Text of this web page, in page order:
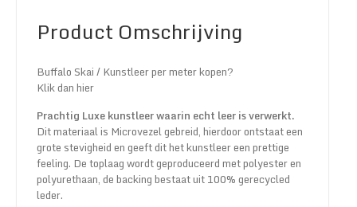
Product Omschrijving
Buffalo Skai / Kunstleer per meter kopen?
Klik dan hier
Prachtig Luxe kunstleer waarin echt leer is verwerkt.
Dit materiaal is Microvezel gebreid, hierdoor ontstaat een
grote stevigheid en geeft dit het kunstleer een prettige
feeling. De toplaag wordt geproduceerd met polyester en
polyurethaan, de backing bestaat uit 100% gerecycled
leder.